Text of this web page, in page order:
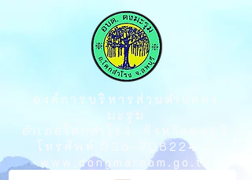
องค์การบริหารส่วนตำบลดง
มะรุม
อำเภอโคกสำโรง จังหวัดลพบุรี
โทรศัพท์
036-708224-5
www.dongmaroom.go.th